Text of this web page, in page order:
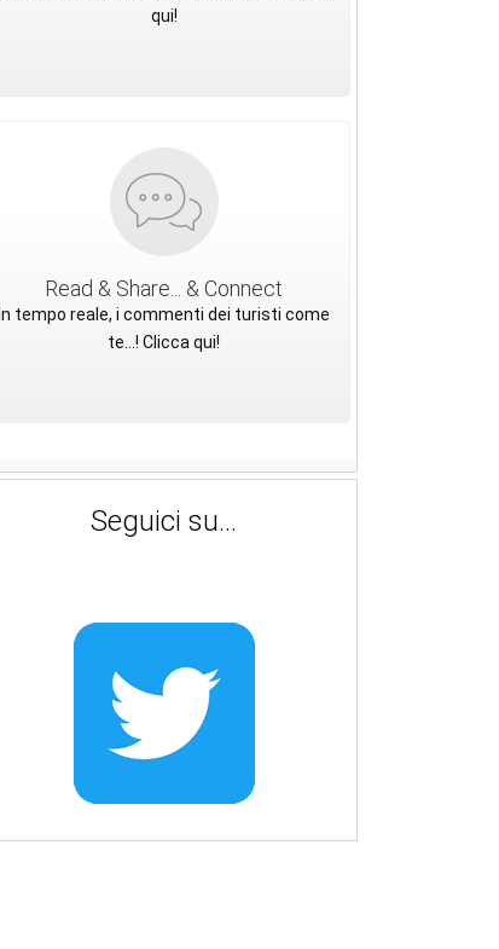
qui!
Read & Share... & Connect
In tempo reale, i commenti dei turisti come
te...! Clicca qui!
Seguici su...